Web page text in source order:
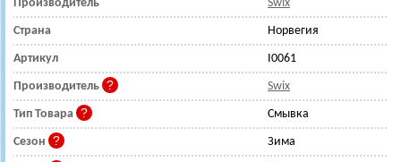
Производитель Swix
Страна Норвегия
Артикул I0061
Производитель Swix
Тип Товара Смывка
Сезон Зима